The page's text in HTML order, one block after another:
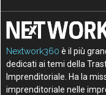
Nextwork360 è il più
dedicati ai temi della
Imprenditoriale. Ha la
imprenditoriale nelle